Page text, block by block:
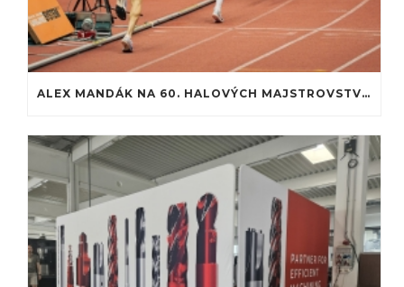
ALEX MANDÁK NA 60. HALOVÝCH MAJSTROVSTVÁCH SLOVENSKA: PREMIÉRA NA ATLETICKEJ DRÁHE